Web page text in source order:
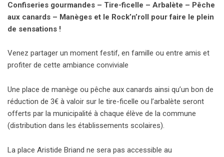
Confiseries gourmandes – Tire-ficelle – Arbalète – Pêche
aux canards – Manèges et le Rock’n’roll pour faire le plein
de sensations !
Venez partager un moment festif, en famille ou entre amis et
profiter de cette ambiance conviviale
Une place de manège ou pêche aux canards ainsi qu’un bon de
réduction de 3€ à valoir sur le tire-ficelle ou l’arbalète seront
offerts par la municipalité à chaque élève de la commune
(distribution dans les établissements scolaires).
La place Aristide Briand ne sera pas accessible au